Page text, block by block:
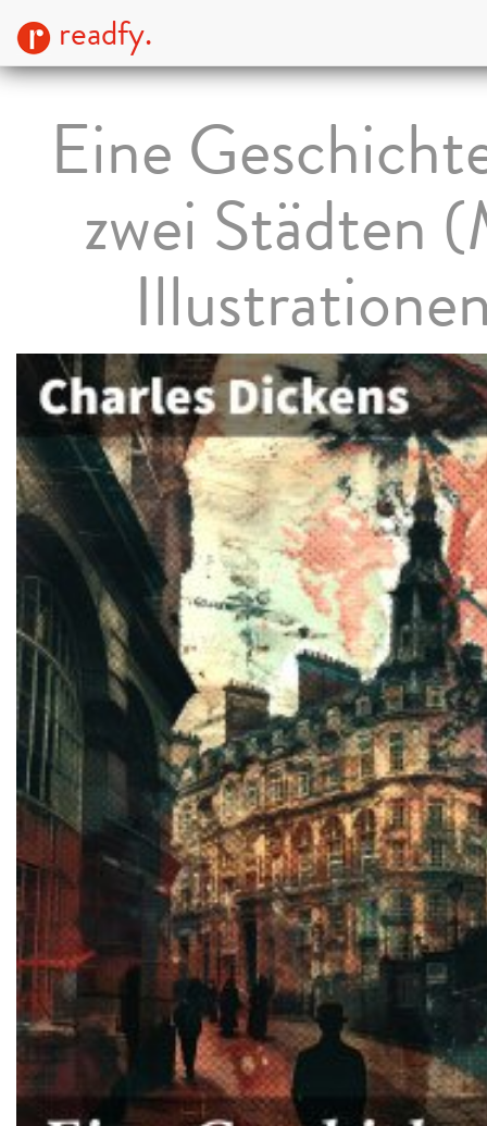
readfy.
Eine
zwei Städten